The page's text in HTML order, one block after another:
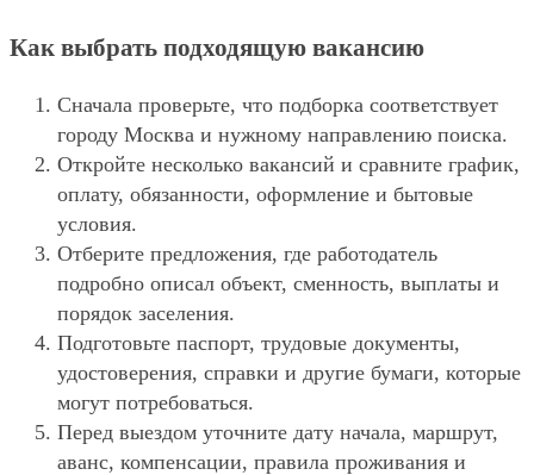
Как выбрать подходящую вакансию
Сначала проверьте, что подборка соответствует
городу Москва и нужному направлению поиска.
Откройте несколько вакансий и сравните график,
оплату, обязанности, оформление и бытовые
условия.
Отберите предложения, где работодатель
подробно описал объект, сменность, выплаты и
порядок заселения.
Подготовьте паспорт, трудовые документы,
удостоверения, справки и другие бумаги, которые
могут потребоваться.
Перед выездом уточните дату начала, маршрут,
аванс, компенсации, правила проживания и